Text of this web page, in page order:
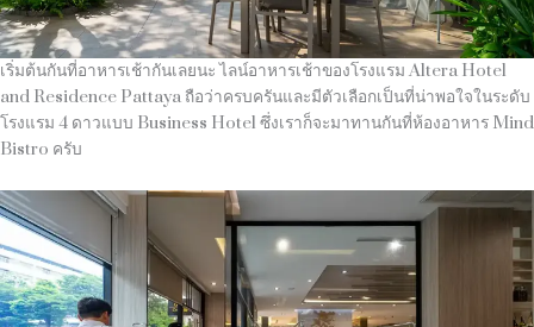
เริ่มต้นกันที่อาหารเช้ากันเลยนะ ไลน์อาหารเช้าของโรงแรม Altera Hotel
and Residence Pattaya ถือว่าครบครันและมีตัวเลือกเป็นที่น่าพอใจในระดับ
โรงแรม 4 ดาวแบบ Business Hotel ซึ่งเราก็จะมาทานกันที่ห้องอาหาร Mind
Bistro ครับ